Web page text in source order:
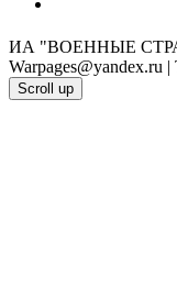
ИА "ВОЕННЫЕ
Warpages@yandex.ru |
Scroll up